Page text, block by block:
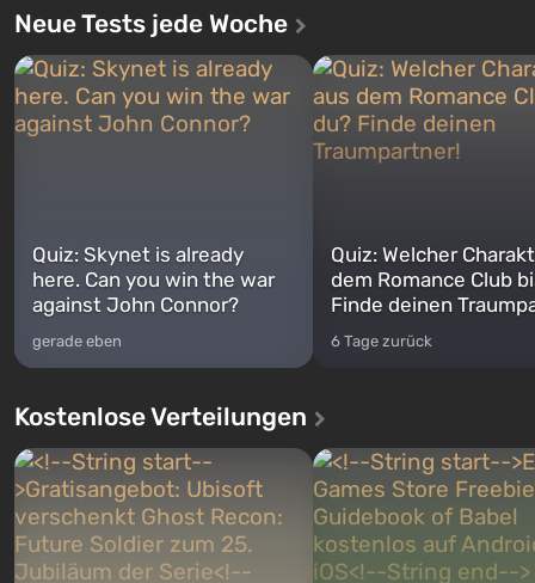
Neue Tests jede Woche
Quiz: Skynet is already
here. Can you win the war
against John Connor?
gerade eben
Quiz: Welcher
dem Romance Club
Finde deinen
6 Tage zurück
Kostenlose Verteilungen